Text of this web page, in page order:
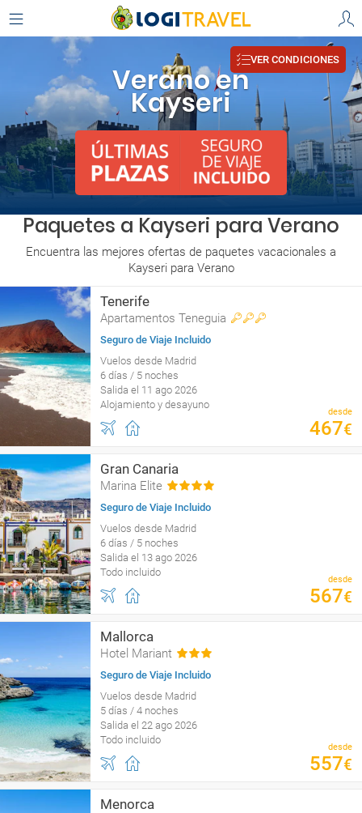
Verano en
Kayseri
VER CONDICIONES
Paquetes a Kayseri para Verano
Encuentra las mejores ofertas de paquetes vacacionales a
Kayseri para Verano
Tenerife
Apartamentos Teneguia
Seguro de Viaje Incluido
Vuelos desde Madrid
6 días / 5 noches
Salida el 11 ago 2026
Alojamiento y desayuno
desde
467€
Gran Canaria
Marina Elite
Seguro de Viaje Incluido
Vuelos desde Madrid
6 días / 5 noches
Salida el 13 ago 2026
Todo incluido
desde
567€
Mallorca
Hotel Mariant
Seguro de Viaje Incluido
Vuelos desde Madrid
5 días / 4 noches
Salida el 22 ago 2026
Todo incluido
desde
557€
Menorca